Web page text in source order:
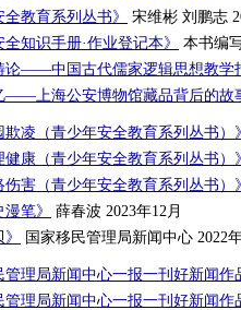
全教育系列丛书》
宋维彬 刘鹏志
全知识手册·作业登记本》
本书编
论——中国古代儒家逻辑思想教学
——上海公安博物馆藏品背后的故
欺凌（青少年安全教育系列丛书）
健康（青少年安全教育系列丛书）
伤害（青少年安全教育系列丛书）
漫笔》
薛春波 2023年12月
国家移民管理局新闻中心 2022
管理局新闻中心一报一刊好新闻作
管理局新闻中心一报一刊好新闻作